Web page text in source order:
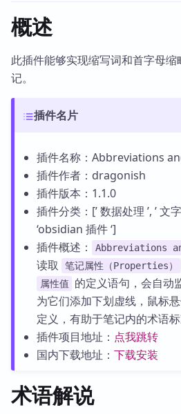
概述
此插件能够实现缩写词和首字母
记。
插件名片
插件名称：Abbreviations
插件作者：dragonish
插件版本：1.1.0
插件分类：[’ 数据处理 ’, ’ 文
‘obsidian 插件 ‘]
插件概述：
Abbreviations
读取
笔记属性（Properties）
属性值 的定义语句，会自动
为它们添加下划虚线，鼠标
定义，有助于笔记内的术语
插件项目地址： 点我跳转
国内下载地址： 下载安装
术语解说